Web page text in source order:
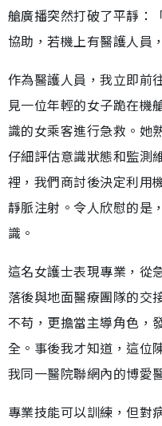
艙廣播突然打破了平靜：
協助，若機上有醫護人員
作為醫護人員，我立即前
見一位年輕的女子跪在機
識的女乘客進行急救。她
仔細評估意識狀態和監測
裡，我們商討後決定利用
靜脈注射。令人欣慰的是
識。
這名女護士表現專業，從
落後與地面醫療團隊的交
不苟，更擔當主導角色，
全。事後我才知道，這位
我同一醫院聯網內的博愛
專業技能可以訓練，但對